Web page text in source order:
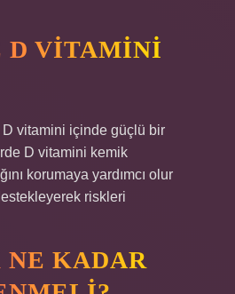
D VITAMINI
vitamini içinde güçlü bir
D vitamini kemik
korumaya yardımcı olur
riskleri
NE KADAR